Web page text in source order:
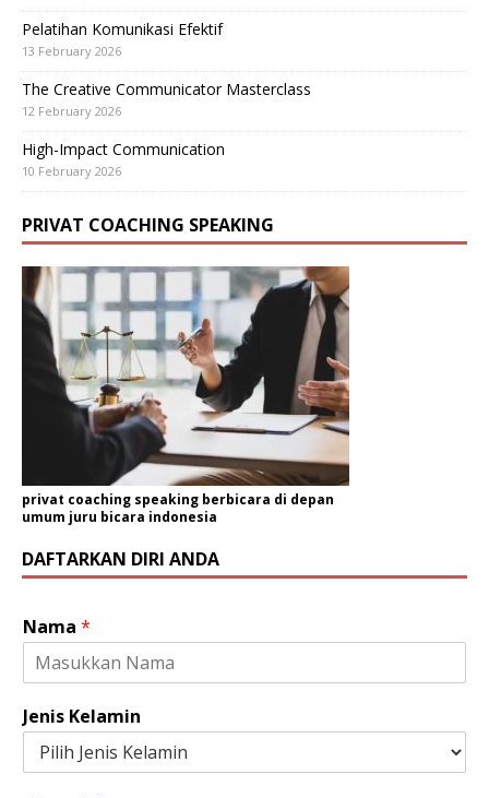
Pelatihan Komunikasi Efektif
13 February 2026
The Creative Communicator Masterclass
12 February 2026
High-Impact Communication
10 February 2026
PRIVAT COACHING SPEAKING
privat coaching speaking berbicara di depan
umum juru bicara indonesia
DAFTARKAN DIRI ANDA
Nama *
Jenis Kelamin